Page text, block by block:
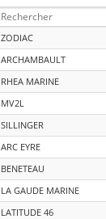
ZODIAC
ARCHAMBAULT
RHEA MARINE
MV2L
SILLINGER
ARC EYRE
BENETEAU
LA GAUDE MARINE
LATITUDE 46